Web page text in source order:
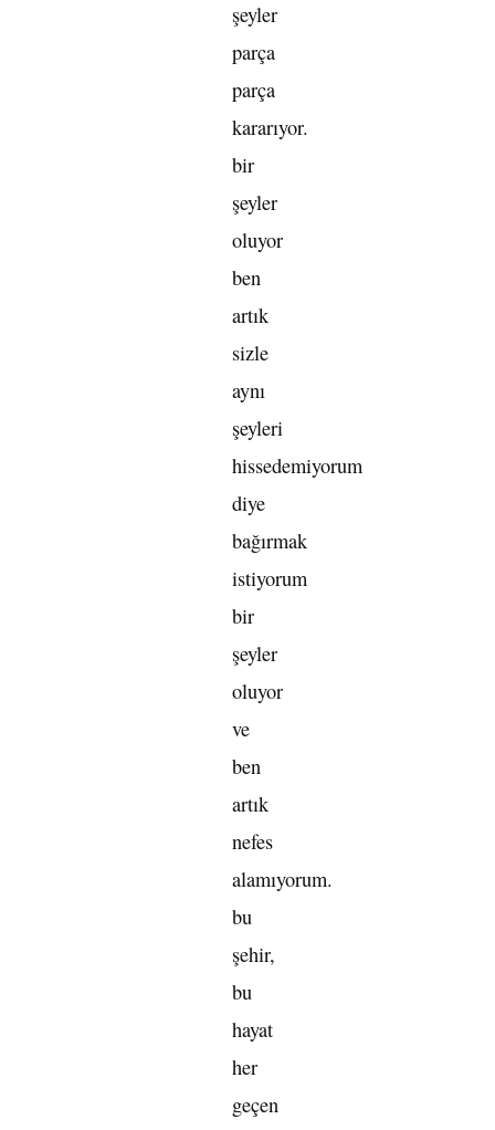
şeyler
parça
parça
kararıyor.
bir
şeyler
oluyor
ben
artık
sizle
aynı
şeyleri
hissedemiyorum
diye
bağırmak
istiyorum
bir
şeyler
oluyor
ve
ben
artık
nefes
alamıyorum.
bu
şehir,
bu
hayat
her
geçen